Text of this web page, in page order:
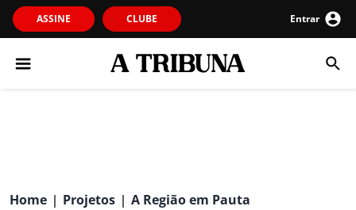
ASSINE CLUBE Entrar
Home | Projetos | A Região em Pauta